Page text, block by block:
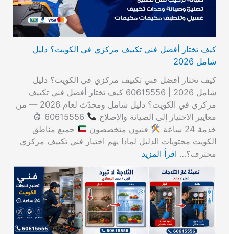
كيف تختار أفضل فني تكييف مركزي في الكويت؟ دليل
شامل 2026
كيف تختار أفضل فني تكييف مركزي في الكويت؟ دليل
شامل 2026 | 60615556 كيف تختار أفضل فني تكييف
مركزي في الكويت؟ دليل شامل ومحدّث لعام 2026 — من
معايير الاختيار إلى الصيانة والإصلاح
خدمة 24 ساعة
فنيون متخصصون
جميع مناطق
الكويت محتويات الدليل لماذا يهم اختيار فني تكييف مركزي
محترف؟… اقرأ المزيد